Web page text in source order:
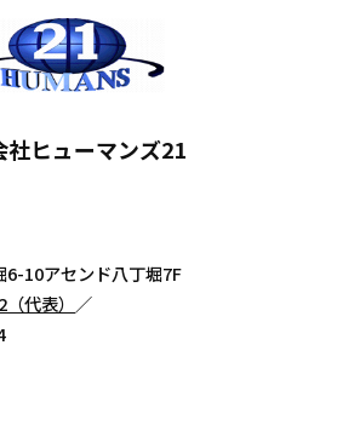
社ヒューマンズ21
6-10アセンド八丁堀7F
代表） ／